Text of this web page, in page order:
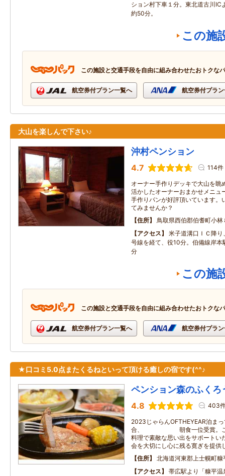
ション村下車１分。東北道古川IC
約50分。
この施
この施設と交通手段を自由に組み合わせたおトクな
航空券付プラン一覧へ 航空券付プラ
大山を楽しんで下さい♪
沖村ペンション
4.7 114件
オーナー手作りデッキで大山を眺
活かしたオーナーおまかせメニュ
手作りパンが好評頂いています。
てみませんか？
住所
鳥取県西伯郡伯耆町小林
アクセス
米子道溝口ＩＣ降
号線を経て、役10分。伯備線岸本
分
この施
この施設と交通手段を自由に組み合わせたおトクな
航空券付プラン一覧へ 航空券付プラ
★口コミ5.0点またくるねといって頂ける癒しの宿です(^^♪
ペンション森のふくろ
4.8 403
2023じゃらんOFTHEYEAR泊ま
合、 朝食一位受賞。これ
料理で素敵な思い出をサポートい
会を大切にし心に残る寛ぎを提供
住所
北海道河東郡上士幌町糠
アクセス
帯広駅より「糠平